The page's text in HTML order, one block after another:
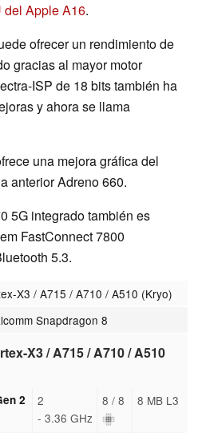
del Apple A16.
ofrecer un rendimiento de
gracias al mayor motor
ISP de 18 bits también ha
y ahora se llama
una mejora gráfica del
anterior Adreno 660.
5G integrado también es
FastConnect 7800
5.3.
X3 / A715 / A710 / A510 (Kryo)
Snapdragon 8
X3 / A715 / A710 / A510
2
2
- 3.36 GHz
8 / 8 8 MB L3